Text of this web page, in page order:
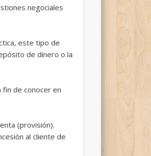
negociales
este tipo de
de dinero o la
de conocer en
(provisión).
al cliente de